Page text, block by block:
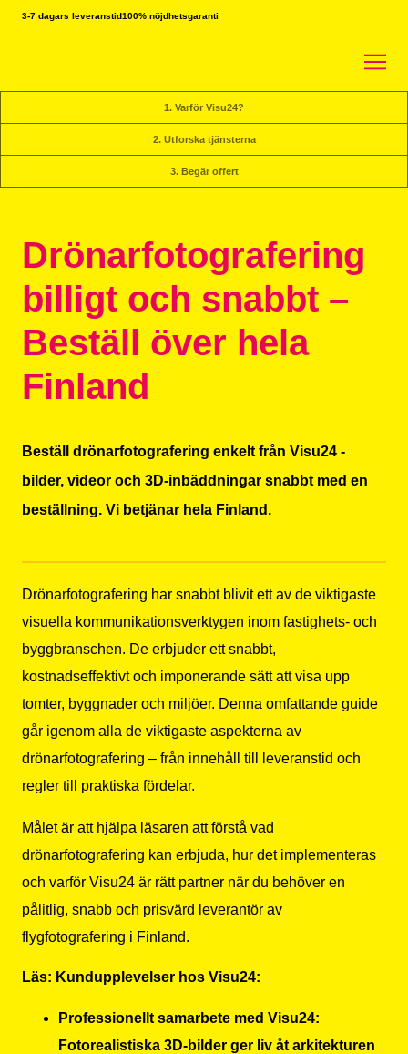
3-7 dagars leveranstid100% nöjdhetsgaranti
1. Varför Visu24?
2. Utforska tjänsterna
3. Begär offert
Drönarfotografering
billigt och snabbt –
Beställ över hela
Finland
Beställ drönarfotografering enkelt från Visu24 -
bilder, videor och 3D-inbäddningar snabbt med en
beställning. Vi betjänar hela Finland.
Drönarfotografering har snabbt blivit ett av de viktigaste
visuella kommunikationsverktygen inom fastighets- och
byggbranschen. De erbjuder ett snabbt,
kostnadseffektivt och imponerande sätt att visa upp
tomter, byggnader och miljöer. Denna omfattande guide
går igenom alla de viktigaste aspekterna av
drönarfotografering – från innehåll till leveranstid och
regler till praktiska fördelar.
Målet är att hjälpa läsaren att förstå vad
drönarfotografering kan erbjuda, hur det implementeras
och varför Visu24 är rätt partner när du behöver en
pålitlig, snabb och prisvärd leverantör av
flygfotografering i Finland.
Läs: Kundupplevelser hos Visu24:
Professionellt samarbete med Visu24:
Fotorealistiska 3D-bilder ger liv åt arkitekturen